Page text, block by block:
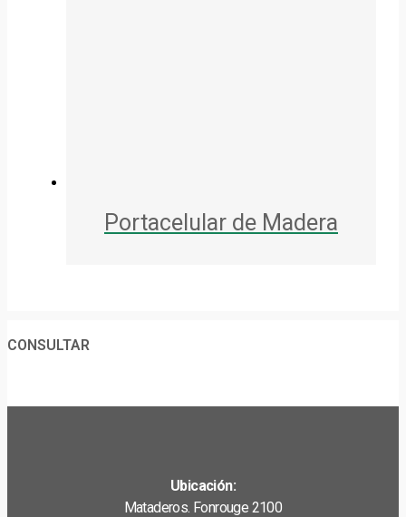
Portacelular de Madera
CONSULTAR
Ubicación:
Mataderos. Fonrouge 2100